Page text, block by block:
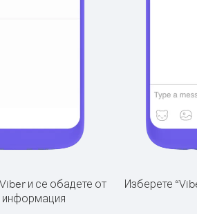
и се обадете от
информация
Изберете